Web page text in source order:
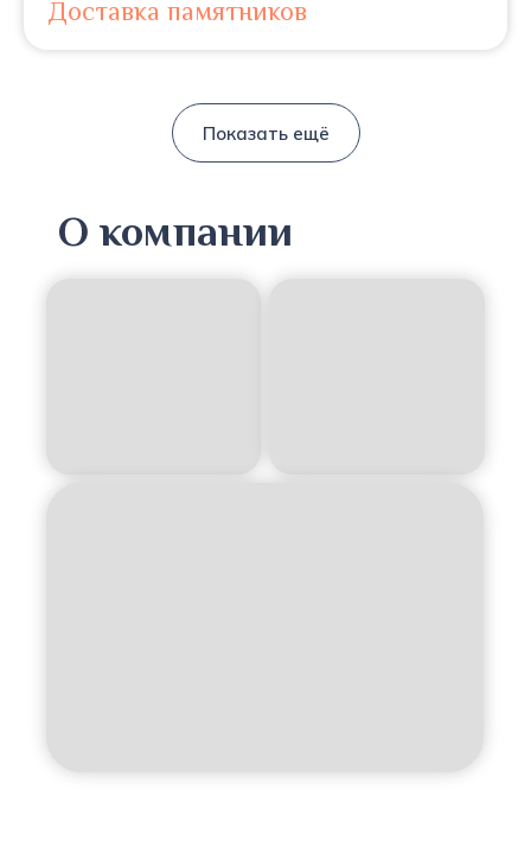
Доставка памятников
Показать ещё
О компании